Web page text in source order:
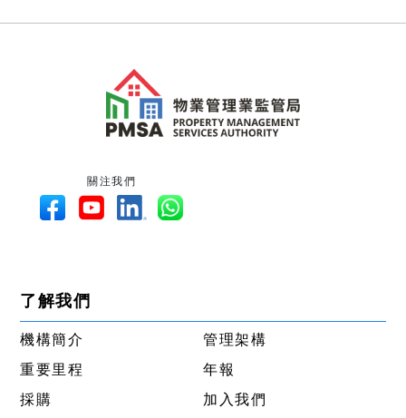
關注我們
了解我們
機構簡介
管理架構
重要里程
年報
採購
加入我們